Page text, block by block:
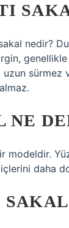
nedir?
genellikle
sürmez
NE
modeldir.
daha